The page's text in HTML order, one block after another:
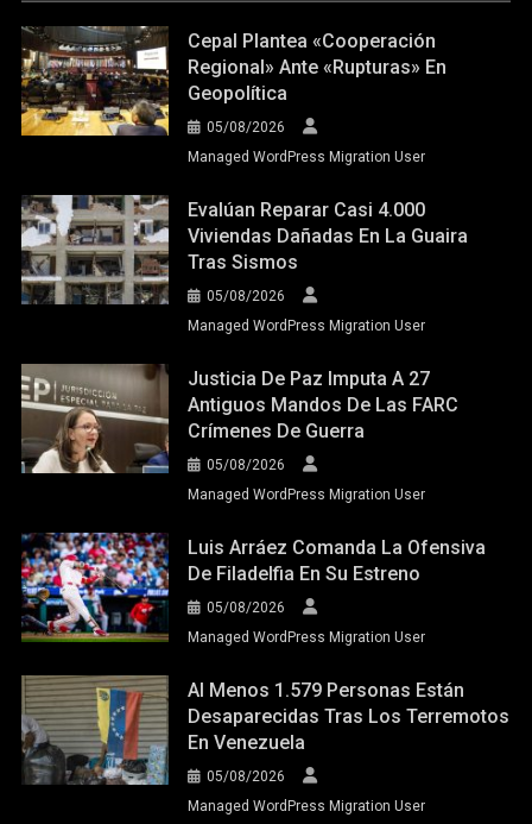
Cepal Plantea «cooperación
Regional» Ante «rupturas» En
Geopolítica
05/08/2026
Managed WordPress Migration User
Evalúan Reparar Casi 4.000
Viviendas Dañadas En La Guaira
Tras Sismos
05/08/2026
Managed WordPress Migration User
Justicia De Paz Imputa A 27
Antiguos Mandos De Las FARC
Crímenes De Guerra
05/08/2026
Managed WordPress Migration User
Luis Arráez Comanda La Ofensiva
De Filadelfia En Su Estreno
05/08/2026
Managed WordPress Migration User
Al Menos 1.579 Personas Están
Desaparecidas Tras Los Terremotos
En Venezuela
05/08/2026
Managed WordPress Migration User